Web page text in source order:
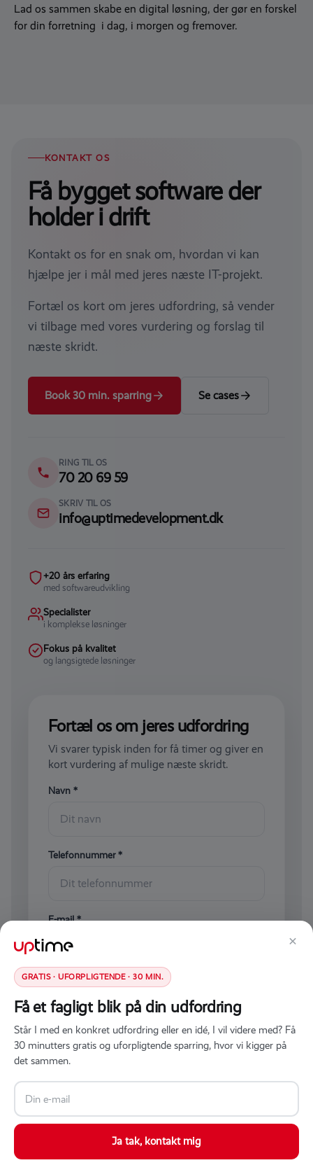
Lad os sammen skabe en digital løsning, der gør en forskel
for din forretning i dag, i morgen og fremover.
KONTAKT OS
Få bygget software der
holder i drift
Kontakt os for en snak om, hvordan vi kan
hjælpe jer i mål med jeres næste IT-projekt.
Fortæl os kort om jeres udfordring, så vender
vi tilbage med vores vurdering og forslag til
næste skridt.
Book 30 min. sparring Se cases
RING TIL OS
70 20 69 59
SKRIV TIL OS
info@uptimedevelopment.dk
+20 års erfaring
med softwareudvikling
Specialister
i komplekse løsninger
Fokus på kvalitet
og langsigtede løsninger
Fortæl os om jeres udfordring
Vi svarer typisk inden for få timer og giver en
kort vurdering af mulige næste skridt.
Navn *
Telefonnummer *
E-mail *
Kort beskrivelse af udfordringen
Typisk svar inden for få timer
×
GRATIS · UFORPLIGTENDE · 30 MIN.
Få et fagligt blik på din udfordring
Står I med en konkret udfordring eller en idé, I vil videre med? Få
30 minutters gratis og uforpligtende sparring, hvor vi kigger på
det sammen.
Ja tak, kontakt mig